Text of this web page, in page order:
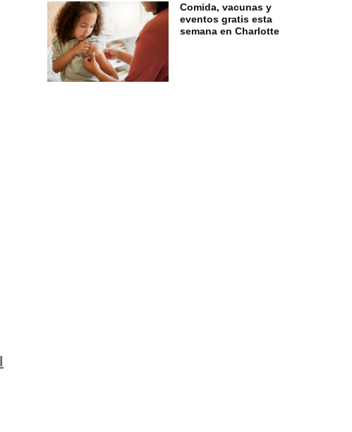
Comida, vacunas y
eventos gratis esta
semana en Charlotte